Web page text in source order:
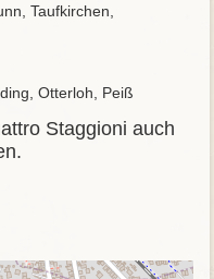
Taufkirchen,
Otterloh, Peiß
Staggioni auch